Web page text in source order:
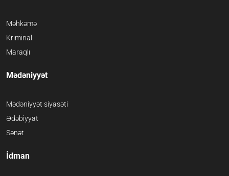
Məhkəmə
Kriminal
Maraqlı
Mədəniyyət
Mədəniyyət siyasəti
Ədəbiyyat
Sənət
İdman